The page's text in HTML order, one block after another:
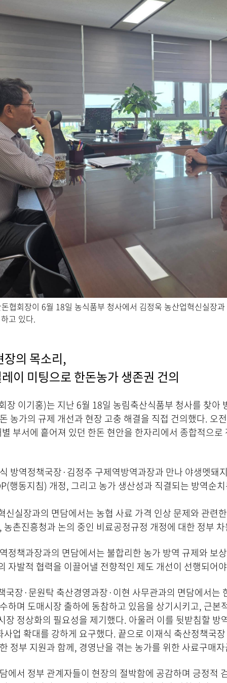
협회장이 6월 18일 농식품부 청사에서 김정욱 농산업혁신실장
고 있다.
장의 목소리,
이 미팅으로 한돈농가 생존권 건의
장 이기홍)는 지난 6월 18일 농림축산식품부 청사를 찾아
농가의 규제 개선과 현장 고충 해결을 직접 건의했다. 오
부서에 흩어져 있던 한돈 현안을 한자리에서 종합적으
방역정책국장·김정주 구제역방역과장과 만나 야생멧돼
행동지침) 개정, 그리고 농가 생산성과 직결되는 방역순
신실장과의 면담에서는 농협 사료 가격 인상 문제와 관련
농촌진흥청과 논의 중인 비료공정규정 개정에 대한 정부
정책과장과의 면담에서는 불합리한 농가 방역 규제와 보
자발적 협력을 이끌어낼 전향적인 제도 개선이 선행되어
국장·문원탁 축산경영과장·이현 사무관과의 면담에서는
하며 도매시장 출하에 동참하고 있음을 상기시키고, 근
장 정상화의 필요성을 제기했다. 아울러 이를 뒷받침할 방
업 확대를 강하게 요구했다. 끝으로 이재식 축산정책국
정부 지원과 함께, 경영난을 겪는 농가를 위한 사료구매
에서 정부 관계자들이 현장의 절박함에 공감하며 긍정적